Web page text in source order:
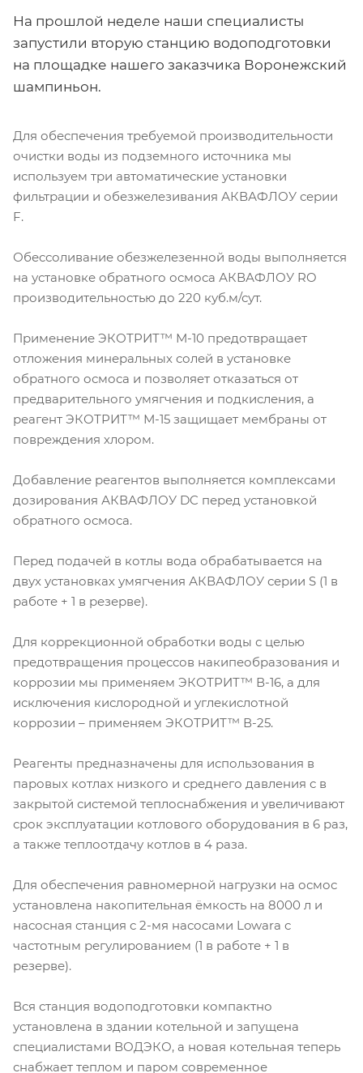
На прошлой неделе наши специалисты
запустили вторую станцию водоподготовки
на площадке нашего заказчика Воронежский
шампиньон.
Для обеспечения требуемой производительности
очистки воды из подземного источника мы
используем три автоматические установки
фильтрации и обезжелезивания АКВАФЛОУ серии
F.
Обессоливание обезжелезенной воды выполняется
на установке обратного осмоса АКВАФЛОУ RO
производительностью до 220 куб.м/сут.
Применение ЭКОТРИТ™ М-10 предотвращает
отложения минеральных солей в установке
обратного осмоса и позволяет отказаться от
предварительного умягчения и подкисления, а
реагент ЭКОТРИТ™ М-15 защищает мембраны от
повреждения хлором.
Добавление реагентов выполняется комплексами
дозирования АКВАФЛОУ DC перед установкой
обратного осмоса.
Перед подачей в котлы вода обрабатывается на
двух установках умягчения АКВАФЛОУ серии S (1 в
работе + 1 в резерве).
Для коррекционной обработки воды с целью
предотвращения процессов накипеобразования и
коррозии мы применяем ЭКОТРИТ™ В-16, а для
исключения кислородной и углекислотной
коррозии – применяем ЭКОТРИТ™ В-25.
Реагенты предназначены для использования в
паровых котлах низкого и среднего давления с в
закрытой системой теплоснабжения и увеличивают
срок эксплуатации котлового оборудования в 6 раз,
а также теплоотдачу котлов в 4 раза.
Для обеспечения равномерной нагрузки на осмос
установлена накопительная ёмкость на 8000 л и
насосная станция с 2-мя насосами Lowara с
частотным регулированием (1 в работе + 1 в
резерве).
Вся станция водоподготовки компактно
установлена в здании котельной и запущена
специалистами ВОДЭКО, а новая котельная теперь
снабжает теплом и паром современное